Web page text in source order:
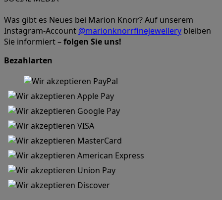
Was gibt es Neues bei Marion Knorr? Auf unserem
Instagram-Account @marionknorrfinejewellery bleiben
Sie informiert –folgen Sie uns!
Bezahlarten